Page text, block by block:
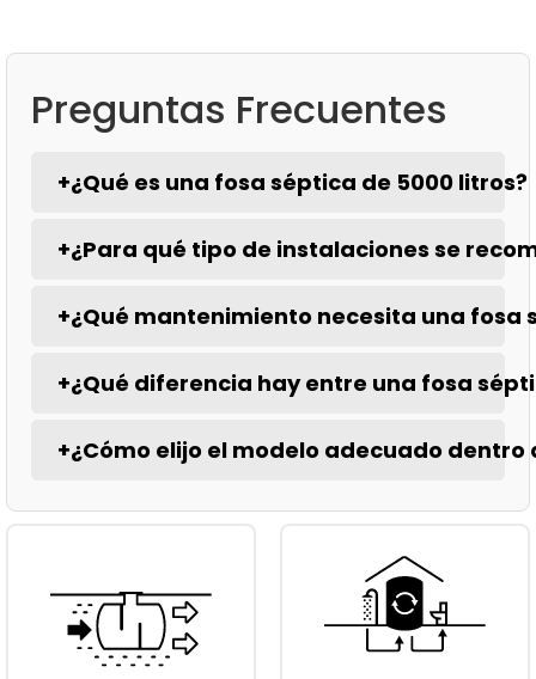
Preguntas Frecuentes
+¿Qué es una fosa séptica de 5000 litros?
+¿Para qué tipo de instalaciones se
+¿Qué mantenimiento necesita una fosa
+¿Qué diferencia hay entre una fosa
+¿Cómo elijo el modelo adecuado